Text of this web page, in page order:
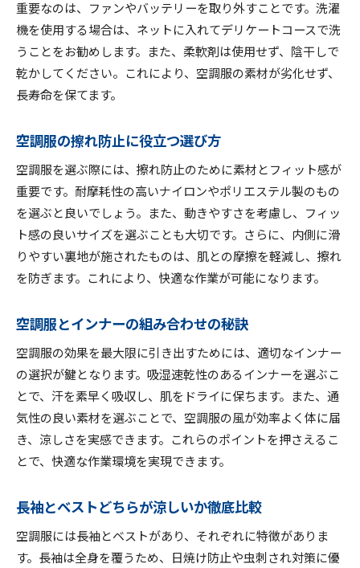
重要なのは、ファンやバッテリーを取り外すことです。洗濯
機を使用する場合は、ネットに入れてデリケートコースで洗
うことをお勧めします。また、柔軟剤は使用せず、陰干しで
乾かしてください。これにより、空調服の素材が劣化せず、
長寿命を保てます。
空調服の擦れ防止に役立つ選び方
空調服を選ぶ際には、擦れ防止のために素材とフィット感が
重要です。耐摩耗性の高いナイロンやポリエステル製のもの
を選ぶと良いでしょう。また、動きやすさを考慮し、フィッ
ト感の良いサイズを選ぶことも大切です。さらに、内側に滑
りやすい裏地が施されたものは、肌との摩擦を軽減し、擦れ
を防ぎます。これにより、快適な作業が可能になります。
空調服とインナーの組み合わせの秘訣
空調服の効果を最大限に引き出すためには、適切なインナー
の選択が鍵となります。吸湿速乾性のあるインナーを選ぶこ
とで、汗を素早く吸収し、肌をドライに保ちます。また、通
気性の良い素材を選ぶことで、空調服の風が効率よく体に届
き、涼しさを実感できます。これらのポイントを押さえるこ
とで、快適な作業環境を実現できます。
長袖とベストどちらが涼しいか徹底比較
空調服には長袖とベストがあり、それぞれに特徴がありま
す。長袖は全身を覆うため、日焼け防止や虫刺され対策に優